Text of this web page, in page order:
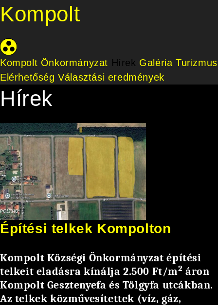
Kompolt
Kompolt Önkormányzat Hírek Galéria Turizmus
Elérhetőség Választási eredmények
Hírek
Építési telkek Kompolton
Kompolt Községi Önkormányzat építési
telkeit eladásra kínálja 2.500 Ft/m2 áron
Kompolt Gesztenyefa és Tölgyfa utcákban.
Az telkek közművesítettek (víz, gáz,